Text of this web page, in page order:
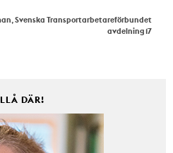
Svenska Transportarbetareförbundet
avdelning 17
DÄR!